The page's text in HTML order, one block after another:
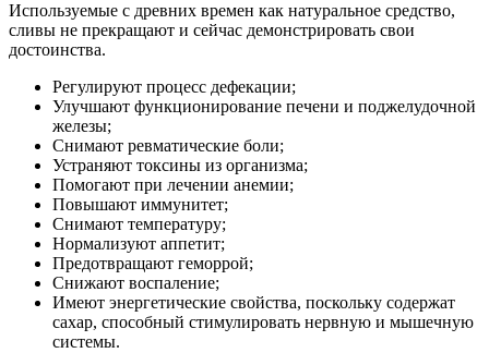
Используемые с древних времен как натуральное средство,
сливы не прекращают и сейчас демонстрировать свои
достоинства.
Регулируют процесс дефекации;
Улучшают функционирование печени и поджелудочной
железы;
Снимают ревматические боли;
Устраняют токсины из организма;
Помогают при лечении анемии;
Повышают иммунитет;
Снимают температуру;
Нормализуют аппетит;
Предотвращают геморрой;
Снижают воспаление;
Имеют энергетические свойства, поскольку содержат
сахар, способный стимулировать нервную и мышечную
системы.